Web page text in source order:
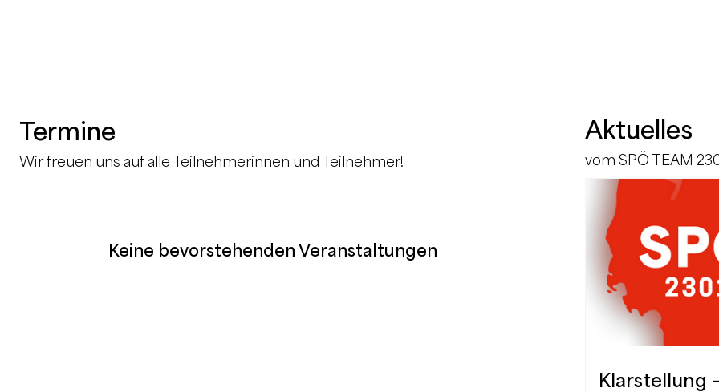
Termine
Wir freuen uns auf alle Teilnehmerinnen und Teilnehmer!
Keine bevorstehenden Veranstaltungen
Aktuelles
vom SPÖ TEAM
Klarstellung